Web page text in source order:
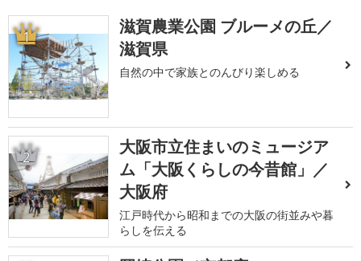
1
滋賀農業公園 ブルーメの丘／
滋賀県
自然の中で家族とのんびり楽しめる
2
大阪市立住まいのミュージア
ム「大阪くらしの今昔館」／
大阪府
江戸時代から昭和までの大阪の街並みや暮
らしを伝える